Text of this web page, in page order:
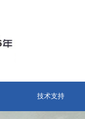
技术支持